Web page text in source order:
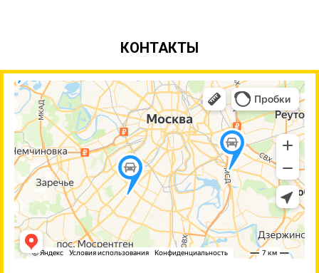
КОНТАКТЫ